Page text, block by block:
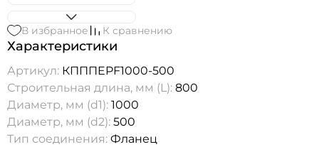
В избранное К сравнению
Характеристики
Артикул: КПППEPF1000-500
Строительная длина, мм (L): 800
Диаметр, мм (d1): 1000
Диаметр, мм (d2): 500
Тип соединения: Фланец